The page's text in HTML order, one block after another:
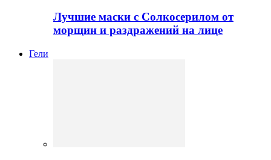
Лучшие маски с Солкосерилом от
морщин и раздражений на лице
Гели